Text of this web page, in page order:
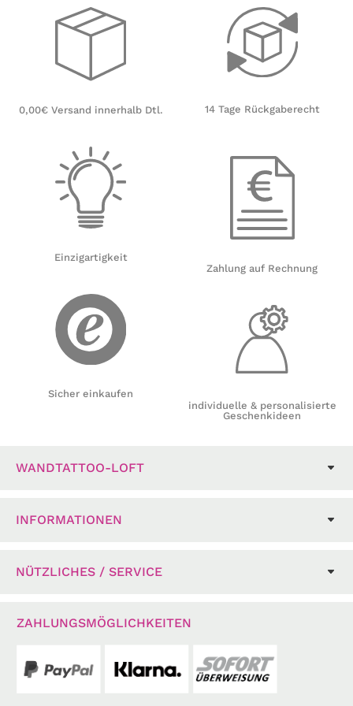
0,00€ Versand innerhalb Dtl.
Einzigartigkeit
Sicher einkaufen
14 Tage Rückgaberecht
Zahlung auf Rechnung
individuelle & personalisierte
Geschenkideen
WANDTATTOO-LOFT
INFORMATIONEN
NÜTZLICHES / SERVICE
ZAHLUNGSMÖGLICHKEITEN